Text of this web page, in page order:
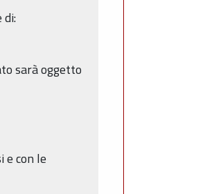
sarà oggetto
con le